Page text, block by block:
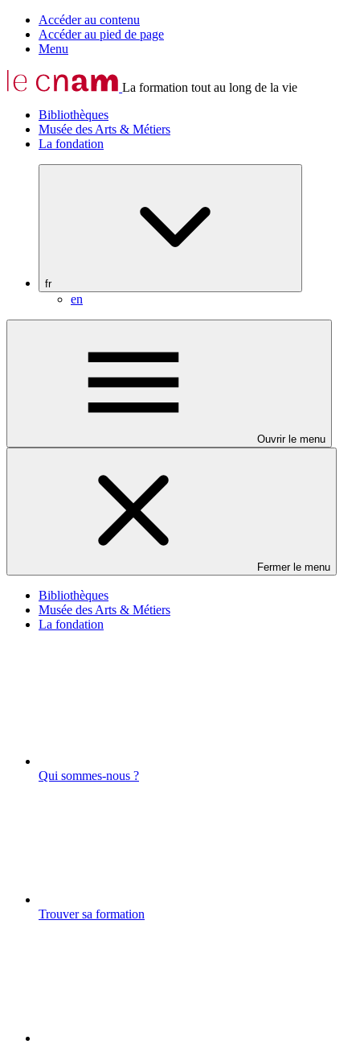
Accéder au contenu
Accéder au pied de page
Menu
La formation tout au long de la vie
Bibliothèques
Musée des Arts & Métiers
La fondation
fr
en
Ouvrir le menu
Fermer le menu
Bibliothèques
Musée des Arts & Métiers
La fondation
Qui sommes-nous ?
Trouver sa formation